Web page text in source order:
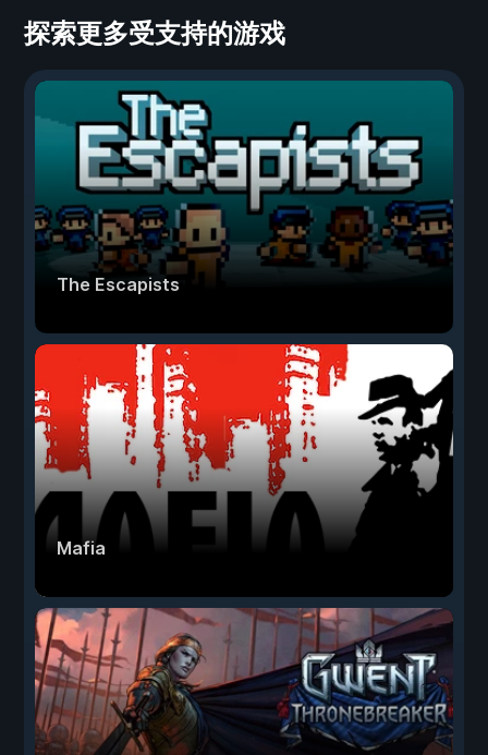
探索更多受支持的游戏
The Escapists
Mafia